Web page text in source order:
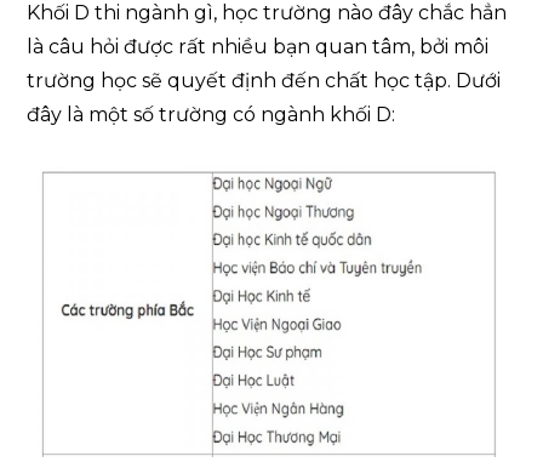
Khối D thi ngành gì, học trường nào đây chắc hẳn
là câu hỏi được rất nhiều bạn quan tâm, bởi môi
trường học sẽ quyết định đến chất học tập. Dưới
đây là một số trường có ngành khối D: